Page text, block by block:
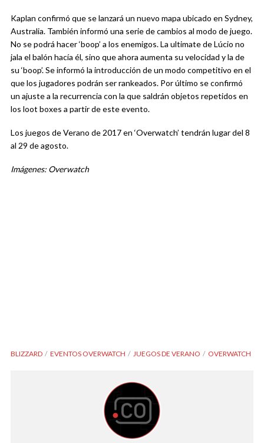
Kaplan confirmó que se lanzará un nuevo mapa ubicado en Sydney,
Australia. También informó una serie de cambios al modo de juego.
No se podrá hacer ‘boop’ a los enemigos. La ultimate de Lúcio no
jala el balón hacía él, sino que ahora aumenta su velocidad y la de
su ‘boop’. Se informó la introducción de un modo competitivo en el
que los jugadores podrán ser rankeados. Por último se confirmó
un ajuste a la recurrencia con la que saldrán objetos repetidos en
los loot boxes a partir de este evento.
Los juegos de Verano de 2017 en ‘Overwatch’ tendrán lugar del 8
al 29 de agosto.
Imágenes: Overwatch
BLIZZARD EVENTOS OVERWATCH JUEGOS DE VERANO OVERWATCH